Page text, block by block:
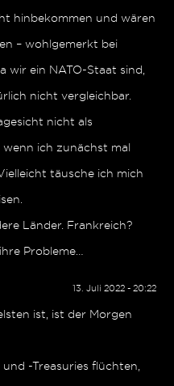
hinbekommen und wären
– wohlgemerkt bei
wir ein NATO-Staat sind,
nicht vergleichbar.
nicht als
ich zunächst mal
täusche ich mich
Länder. Frankreich?
Probleme…
13. Juli 2022 - 20:22
ist, ist der Morgen
-Treasuries flüchten,